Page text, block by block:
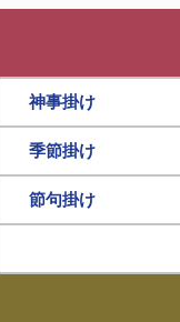
神事掛け
季節掛け
節句掛け